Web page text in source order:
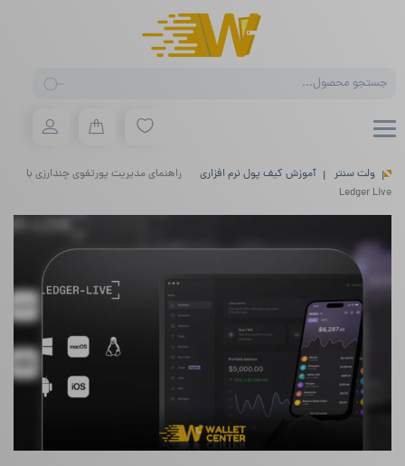
search
ولت سنتر آموزش کیف پول نرم افزاری
راهنمای مدیریت پورتفوی چندارزی با
Ledger Live